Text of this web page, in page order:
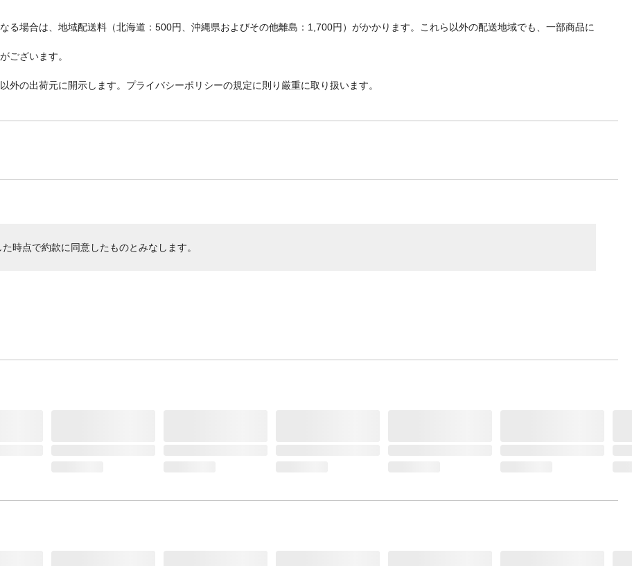
る場合は、地域配送料（北海道：500円、沖縄県およびその他離島：1,700円）がかかります。これら以外の配送地域でも、一部商品に
ございます。
外の出荷元に開示します。プライバシーポリシーの規定に則り厳重に取り扱います。
時点で約款に同意したものとみなします。